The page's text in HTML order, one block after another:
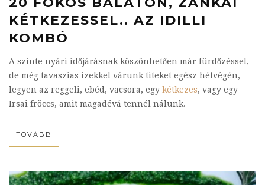
KÉTKEZESSEL.. AZ IDILLI
KOMBÓ
A szinte nyári időjárásnak köszönhetően már fürdőzéssel,
de még tavaszias ízekkel várunk titeket egész hétvégén,
legyen az reggeli, ebéd, vacsora, egy kétkezes, vagy egy
Irsai fröccs, amit magadévá tennél nálunk.
TOVÁBB